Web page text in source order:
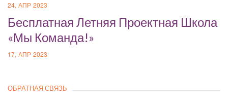
24, АПР 2023
Бесплатная Летняя Проектная Школа
«Мы Команда!»
17, АПР 2023
ОБРАТНАЯ СВЯЗЬ